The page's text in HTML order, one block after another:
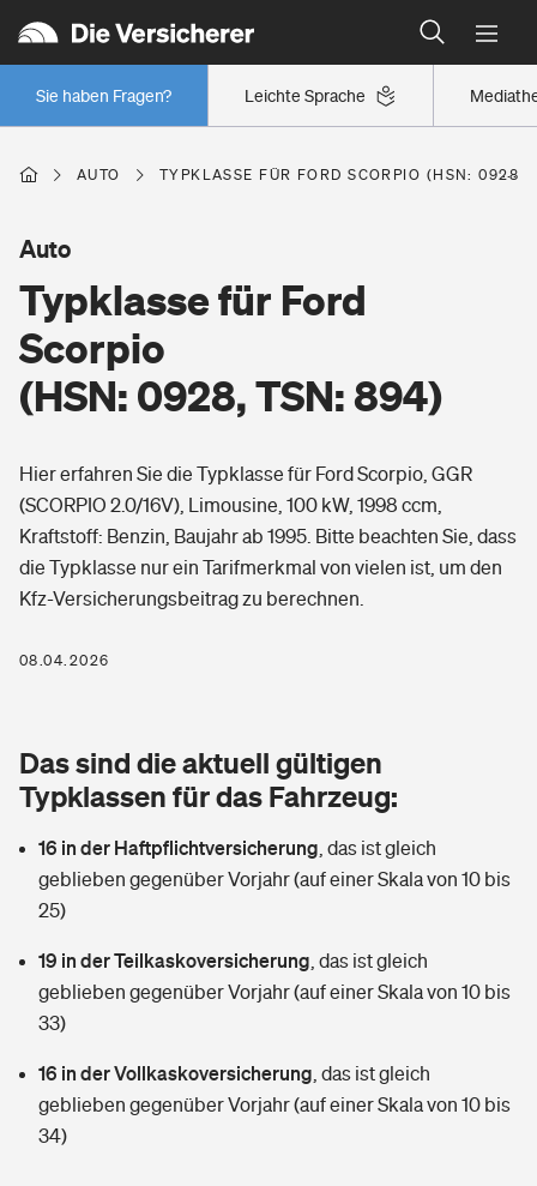
Leichte Sprache
Sie haben Fragen?
Wer versichert was: Jetzt Versicherer finden
Regionalklassen: So ist Ihre Region eingestuft
Wer versichert was: Jetzt Versicherer finden
Berufsunfähigkeitsversicherung
Erwerbsunfähigkeitsversicherung
Arbeitsrechtsschutz
Berufshaftpflichtversicherung
Rentenrechner: Wie viel Geld bekomme ich im Alter?
Wer versichert was: Jetzt Versicherer finden
Sie haben Fragen?
Wohnen
Wohngebäudeversicherung
Hausratversicherung
Elementarversicherung
Photovoltaik
Wärmepumpen versichern
Vermieterrrechtsschutz
Mietkautionsversicherung
Restkreditversicherung
Zur Übersicht
Hochwasser-Check: Wie gefährdet ist Ihr Haus?
Pri­vate Haft­pflicht­
Rechts­schutz­ver­si­che­rung
Kinderunfall­ver­si­che­rung
Reiseversicherung
Handyversicherung
Private Cyberversicherung
Gesundheit
Private Krankenversicherung
Tierkrankenversicherung
Zur Übersicht
Wer versichert was: Jetzt Versicherer finden
Sie haben Fragen?
Rentenrechner: Wie viel Geld bekomme ich im Alter?
AUTO TYPKLASSE FÜR FORD SCORPIO (HSN: 0928,
Typklasse für Ford
Scorpio
(HSN: 0928, TSN: 894)
Auto
Hier erfahren Sie die Typklasse für Ford Scorpio, GGR
(SCORPIO 2.0/16V), Limousine, 100 kW, 1998 ccm,
Kraftstoff: Benzin, Baujahr ab 1995. Bitte beachten Sie, dass
die Typklasse nur ein Tarifmerkmal von vielen ist, um den
Kfz-Versicherungsbeitrag zu berechnen.
08.04.2026
Das sind die aktuell gültigen
Typklassen für das Fahrzeug:
16 in der Haftpflichtversicherung das ist gleich
geblieben gegenüber Vorjahr (auf einer Skala von 10 bis
25)
19 in der Teilkaskoversicherung das ist gleich
geblieben gegenüber Vorjahr (auf einer Skala von 10 bis
33)
16 in der Vollkaskoversicherung das ist gleich
geblieben gegenüber Vorjahr (auf einer Skala von 10 bis
34)